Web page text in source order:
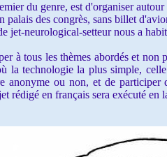
du genre, est d'organiser
palais des congrès, sans billet
jet-neurological-setteur nous a
à tous les thèmes abordés et non
la technologie la plus simple,
anonyme ou non, et de
rédigé en français sera exécuté en